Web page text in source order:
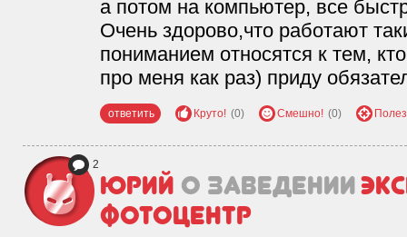
а потом на компьютер, все
Очень здорово,что работают
пониманием относятся к тем,
про меня как раз) приду
ответить Круто! (0) Смешно! (0)
2
Юрий о заведении
фотоцентр